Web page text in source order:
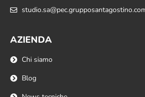
AZIENDA
Chi siamo
Blog